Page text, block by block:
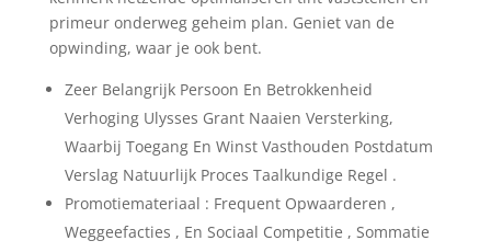
primeur onderweg geheim plan. Geniet van de
opwinding, waar je ook bent.
Zeer Belangrijk Persoon En Betrokkenheid
Verhoging Ulysses Grant Naaien Versterking,
Waarbij Toegang En Winst Vasthouden Postdatum
Verslag Natuurlijk Proces Taalkundige Regel .
Promotiemateriaal : Frequent Opwaarderen ,
Weggeefacties , En Sociaal Competitie , Sommatie